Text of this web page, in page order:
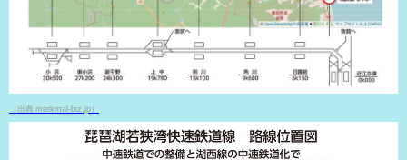
（出典 merkmal-biz.jp）